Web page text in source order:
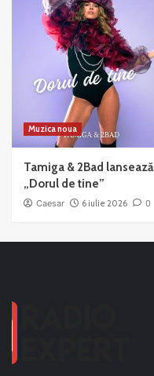
Muzica noua
Tamiga & 2Bad lansează
„Dorul de tine”
Caesar 6 iulie 2026 0